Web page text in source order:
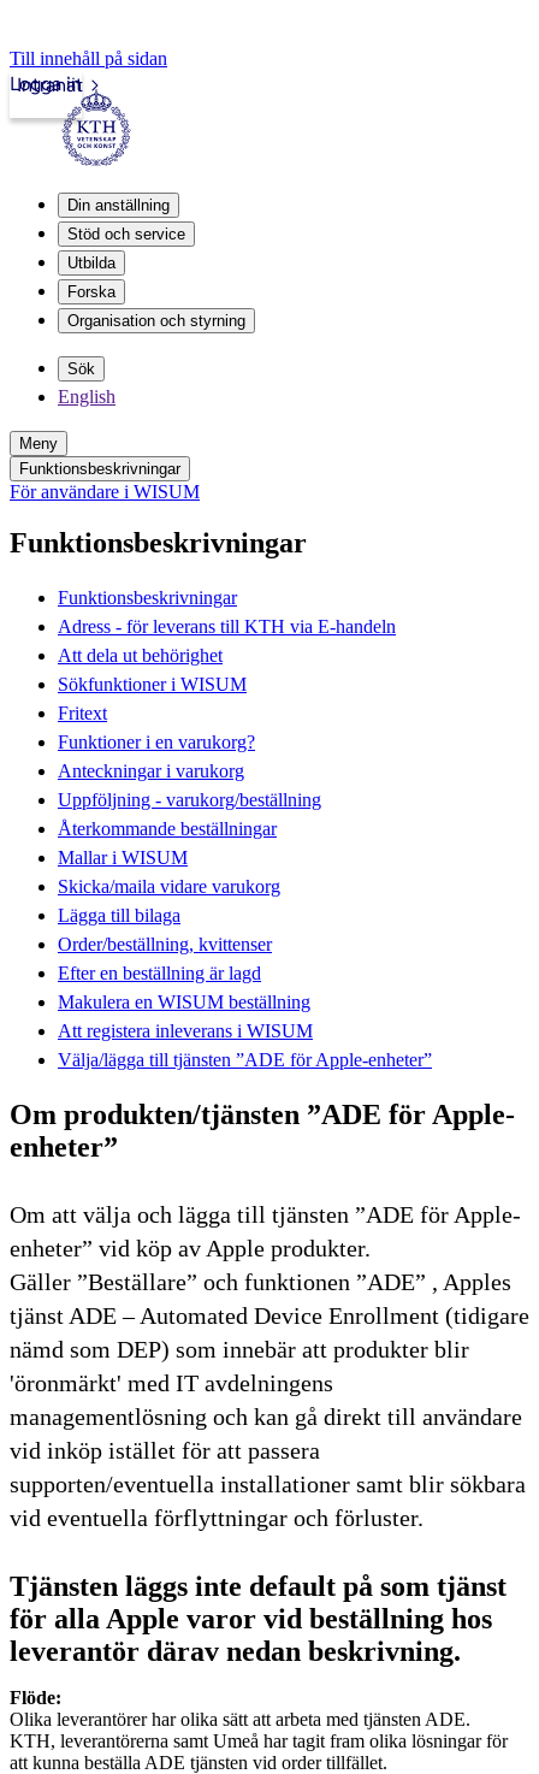
Till innehåll på sidan
Intranät
Logga in
Din anställning
Stöd och service
Utbilda
Forska
Organisation och styrning
Sök
English
Meny
Funktionsbeskrivningar
För användare i WISUM
Funktionsbeskrivningar
Funktionsbeskrivningar
Adress - för leverans till KTH via E-handeln
Att dela ut behörighet
Sökfunktioner i WISUM
Fritext
Funktioner i en varukorg?
Anteckningar i varukorg
Uppföljning - varukorg/beställning
Återkommande beställningar
Mallar i WISUM
Skicka/maila vidare varukorg
Lägga till bilaga
Order/beställning, kvittenser
Efter en beställning är lagd
Makulera en WISUM beställning
Att registera inleverans i WISUM
Välja/lägga till tjänsten ”ADE för Apple-enheter”
Om produkten/tjänsten ”ADE för Apple-
enheter”
Om att välja och lägga till tjänsten ”ADE för Apple-
enheter” vid köp av Apple produkter.
Gäller ”Beställare” och funktionen ”ADE” , Apples
tjänst ADE – Automated Device Enrollment (tidigare
nämd som DEP) som innebär att produkter blir
'öronmärkt' med IT avdelningens
managementlösning och kan gå direkt till användare
vid inköp istället för att passera
supporten/eventuella installationer samt blir sökbara
vid eventuella förflyttningar och förluster.
Tjänsten läggs inte default på som tjänst
för alla Apple varor vid beställning hos
leverantör därav nedan beskrivning.
Flöde:
Olika leverantörer har olika sätt att arbeta med tjänsten ADE.
KTH, leverantörerna samt Umeå har tagit fram olika lösningar för
att kunna beställa ADE tjänsten vid order tillfället.